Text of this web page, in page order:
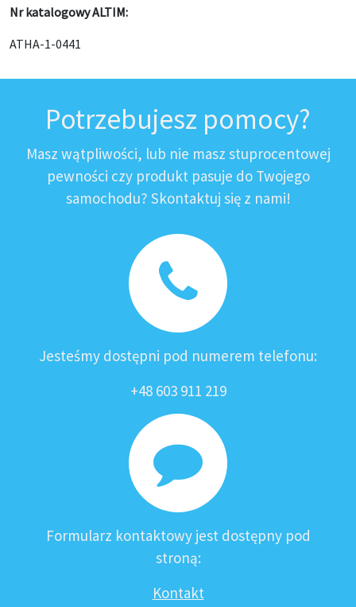
Nr katalogowy ALTIM:
ATHA-1-0441
Potrzebujesz pomocy?
Masz wątpliwości, lub nie masz stuprocentowej
pewności czy produkt pasuje do Twojego
samochodu? Skontaktuj się z nami!
Jesteśmy dostępni pod numerem telefonu:
+48 603 911 219
Formularz kontaktowy jest dostępny pod
stroną:
Kontakt